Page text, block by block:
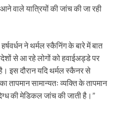
वाले यात्रियों की जांच की जा रही
ने थर्मल स्कैनिंग के बारे में बात
से आ रहे लोगों को हवाईअड्डे पर
इस दौरान यदि थर्मल स्कैनर से
तापमान सामान्यतः व्यक्ति के तापमान
की मेडिकल जांच की जाती है।”